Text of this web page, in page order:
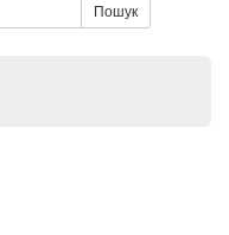
Пошук